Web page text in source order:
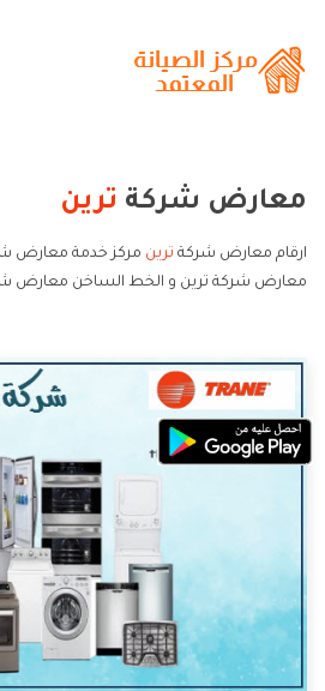
معارض شركة ترين
ارقام معارض شركة ترين مركز خدمة معارض
معارض شركة ترين و الخط الساخن معارض